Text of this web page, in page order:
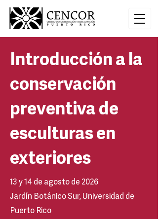
Introducción a la
conservación
preventiva de
esculturas en
exteriores
13 y 14 de agosto de 2026
Jardín Botánico Sur, Universidad de
Puerto Rico